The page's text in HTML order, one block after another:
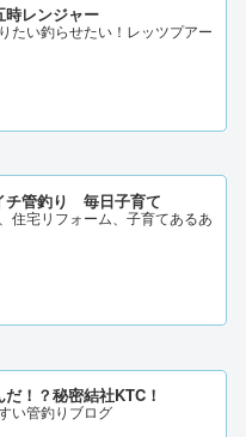
時レンジャー
たい釣らせたい！レッツプアー
チ管釣り 毎日子育て
住宅リフォーム、子育てあるあ
！？秘密結社KTC！
い管釣りブログ